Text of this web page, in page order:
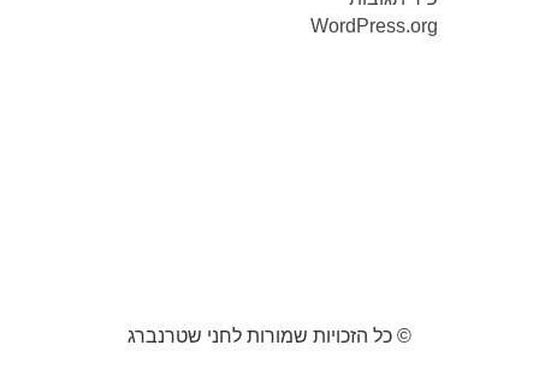
WordPress.org
© כל הזכויות שמורות לחני שטרנברג